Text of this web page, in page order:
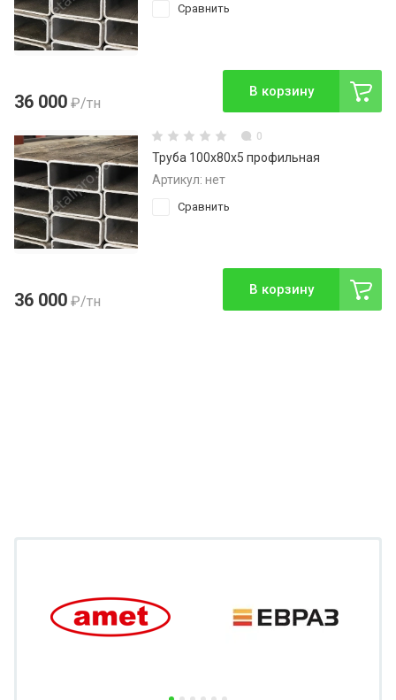
Сравнить
36 000 ₽/тн
В корзину
0
Труба 100х80х5 профильная
Артикул: нет
Сравнить
36 000 ₽/тн
В корзину